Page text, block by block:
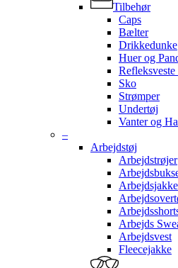
Tilbehør
Caps
Bælter
Drikkedunke
Huer og
Sko
Strømper
Undertøj
Vanter og
–
Arbejdstøj
Arbejdstrøjer
Arbejdsjakke
Arbejds
Arbejdsvest
Fleecejakke